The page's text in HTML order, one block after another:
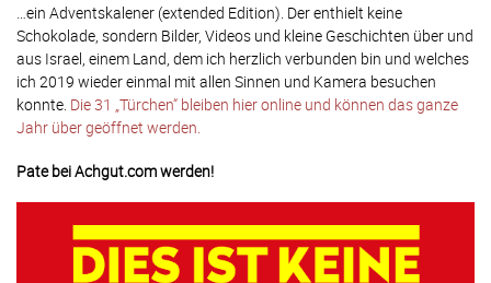
…ein Adventskalener (extended Edition). Der enthielt keine
Schokolade, sondern Bilder, Videos und kleine Geschichten über und
aus Israel, einem Land, dem ich herzlich verbunden bin und welches
ich 2019 wieder einmal mit allen Sinnen und Kamera besuchen
konnte. Die 31 „Türchen“ bleiben hier online und können das ganze
Jahr über geöffnet werden.
Pate bei Achgut.com werden!